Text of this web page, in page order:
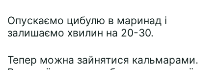
Опускаємо цибулю в маринад і
залишаємо хвилин на 20-30.
Тепер можна зайнятися кальмарами.